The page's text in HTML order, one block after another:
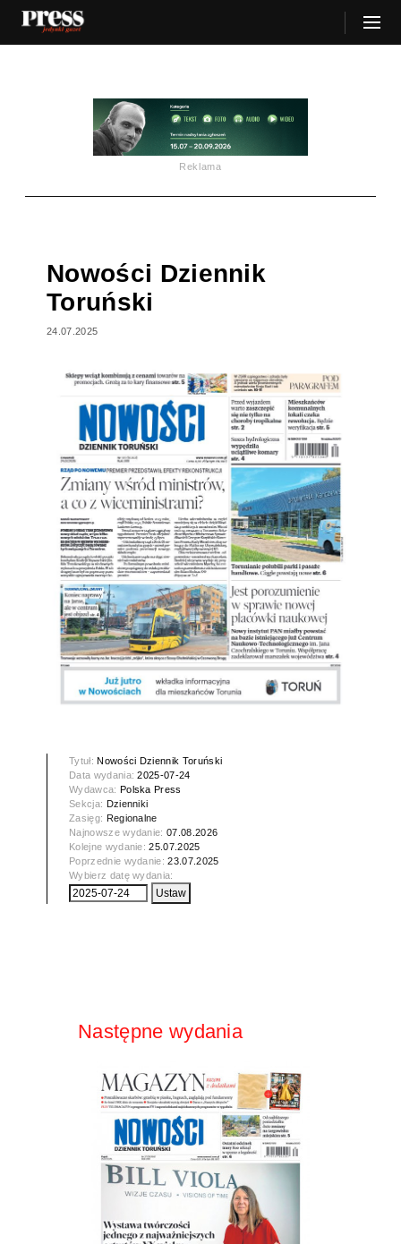
Reklama
Nowości Dziennik
Toruński
24.07.2025
Tytuł: Nowości Dziennik Toruński
Data wydania:2025-07-24
Wydawca: Polska Press
Sekcja: Dzienniki
Zasięg: Regionalne
Najnowsze wydanie:07.08.2026
Kolejne wydanie:25.07.2025
Poprzednie wydanie:23.07.2025
Wybierz datę wydania:
Następne wydania